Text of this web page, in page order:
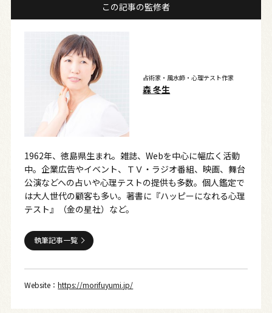
この記事の監修者
占術家・風水師・心理テスト作家
森 冬生
1962年、徳島県生まれ。雑誌、Webを中心に幅広く活動
中。企業広告やイベント、ＴＶ・ラジオ番組、映画、舞台
公演などへの占いや心理テストの提供も多数。個人鑑定で
は大人世代の顧客も多い。著書に『ハッピーになれる心理
テスト』（金の星社）など。
執筆記事一覧
Website：https://morifuyumi.jp/